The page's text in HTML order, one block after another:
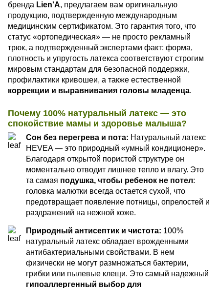
бренда Lien'A, предлагаем вам оригинальную
продукцию, подтвержденную международным
медицинским сертификатом. Это гарантия того, что
статус «ортопедическая» — не просто рекламный
трюк, а подтвержденный экспертами факт: форма,
плотность и упругость латекса соответствуют строгим
мировым стандартам для безопасной поддержки,
профилактики кривошеи, а также естественной
коррекции и выравнивания головы младенца.
Почему 100% натуральный латекс — это
спокойствие мамы и здоровье малыша?
Сон без перегрева и пота: Натуральный латекс
HEVEA — это природный «умный кондиционер».
Благодаря открытой пористой структуре он
моментально отводит лишнее тепло и влагу. Это
та самая подушка, чтобы ребенок не потел:
головка малютки всегда остается сухой, что
предотвращает появление потницы, опрелостей и
раздражений на нежной коже.
Природный антисептик и чистота: 100%
натуральный латекс обладает врожденными
антибактериальными свойствами. В нем
физически не могут размножаться бактерии,
грибки или пылевые клещи. Это самый надежный
гипоаллергенный выбор для